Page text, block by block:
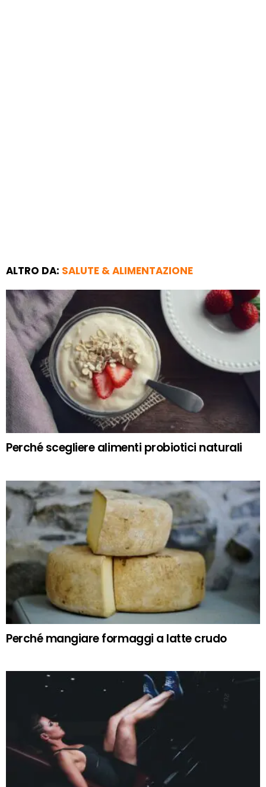
ALTRO DA: SALUTE & ALIMENTAZIONE
Perché scegliere alimenti probiotici naturali
Perché mangiare formaggi a latte crudo